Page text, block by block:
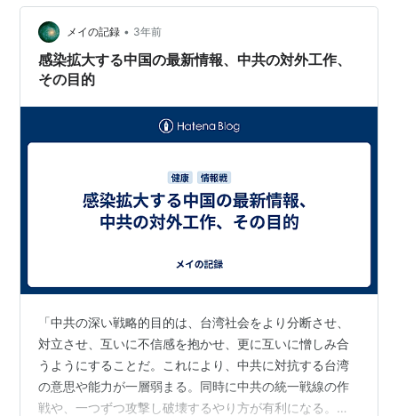
CM女王(藤原紀香)」、「えぼ鯛の広げたのみたいな(藤原
紀香)」、「血液が…
メイの記録 • 3年前
感染拡大する中国の最新情報、中共の対外工作、
その目的
「中共の深い戦略的目的は、台湾社会をより分断させ、
対立させ、互いに不信感を抱かせ、更に互いに憎しみ合
うようにすることだ。これにより、中共に対抗する台湾
の意思や能力が一層弱まる。同時に中共の統一戦線の作
戦や、一つずつ攻撃し破壊するやり方が有利になる。」